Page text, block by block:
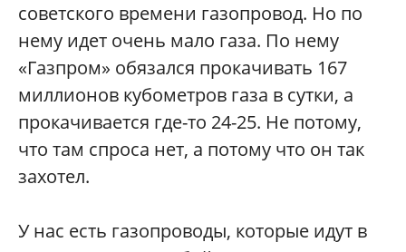
советского времени газопровод. Но по
нему идет очень мало газа. По нему
«Газпром» обязался прокачивать 167
миллионов кубометров газа в сутки, а
прокачивается где-то 24-25. Не потому,
что там спроса нет, а потому что он так
захотел.
У нас есть газопроводы, которые идут в